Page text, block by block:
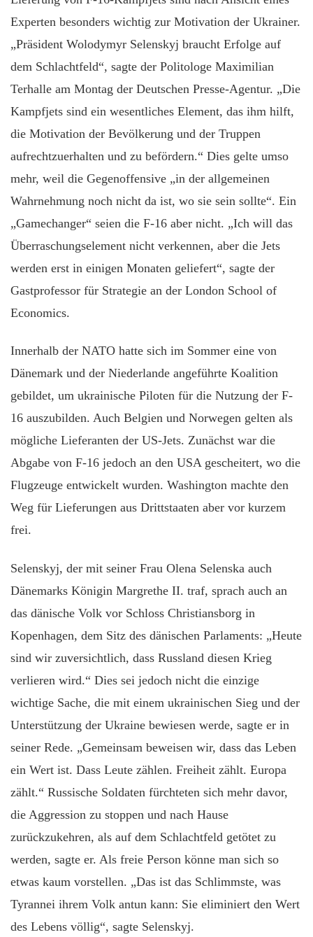
Experten besonders wichtig zur Motivation der Ukrainer.
„Präsident Wolodymyr Selenskyj braucht Erfolge auf
dem Schlachtfeld“, sagte der Politologe Maximilian
Terhalle am Montag der Deutschen Presse-Agentur. „Die
Kampfjets sind ein wesentliches Element, das ihm hilft,
die Motivation der Bevölkerung und der Truppen
aufrechtzuerhalten und zu befördern.“ Dies gelte umso
mehr, weil die Gegenoffensive „in der allgemeinen
Wahrnehmung noch nicht da ist, wo sie sein sollte“. Ein
„Gamechanger“ seien die F-16 aber nicht. „Ich will das
Überraschungselement nicht verkennen, aber die Jets
werden erst in einigen Monaten geliefert“, sagte der
Gastprofessor für Strategie an der London School of
Economics.
Innerhalb der NATO hatte sich im Sommer eine von
Dänemark und der Niederlande angeführte Koalition
gebildet, um ukrainische Piloten für die Nutzung der F-
16 auszubilden. Auch Belgien und Norwegen gelten als
mögliche Lieferanten der US-Jets. Zunächst war die
Abgabe von F-16 jedoch an den USA gescheitert, wo die
Flugzeuge entwickelt wurden. Washington machte den
Weg für Lieferungen aus Drittstaaten aber vor kurzem
frei.
Selenskyj, der mit seiner Frau Olena Selenska auch
Dänemarks Königin Margrethe II. traf, sprach auch an
das dänische Volk vor Schloss Christiansborg in
Kopenhagen, dem Sitz des dänischen Parlaments: „Heute
sind wir zuversichtlich, dass Russland diesen Krieg
verlieren wird.“ Dies sei jedoch nicht die einzige
wichtige Sache, die mit einem ukrainischen Sieg und der
Unterstützung der Ukraine bewiesen werde, sagte er in
seiner Rede. „Gemeinsam beweisen wir, dass das Leben
ein Wert ist. Dass Leute zählen. Freiheit zählt. Europa
zählt.“ Russische Soldaten fürchteten sich mehr davor,
die Aggression zu stoppen und nach Hause
zurückzukehren, als auf dem Schlachtfeld getötet zu
werden, sagte er. Als freie Person könne man sich so
etwas kaum vorstellen. „Das ist das Schlimmste, was
Tyrannei ihrem Volk antun kann: Sie eliminiert den Wert
des Lebens völlig“, sagte Selenskyj.